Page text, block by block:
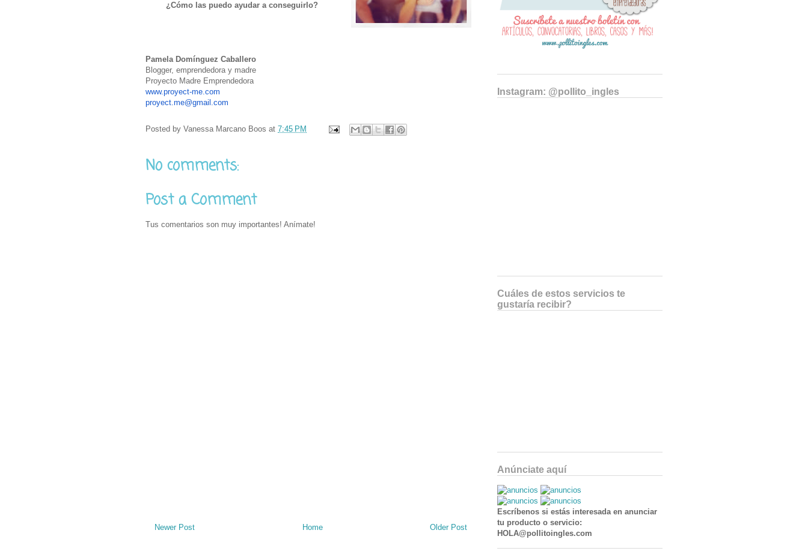
¿Cómo las puedo ayudar a conseguirlo?
Pamela Domínguez Caballero
Blogger, emprendedora y madre
Proyecto Madre Emprendedora
www.proyect-me.com
proyect.me@gmail.com
Posted by Vanessa Marcano Boos at 7:45 PM
No comments:
Post a Comment
Tus comentarios son muy importantes! Anímate!
Newer Post Older Post
Home
Instagram: @pollito_ingles
Cuáles de estos servicios te
gustaría recibir?
Anúnciate aquí
Escríbenos si estás interesada en anunciar
tu producto o servicio:
HOLA@pollitoingles.com